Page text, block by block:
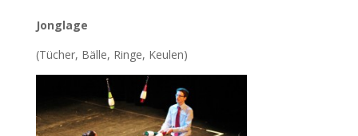
Jonglage
(Tücher, Bälle, Ringe, Keulen)